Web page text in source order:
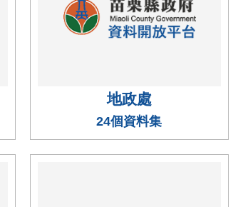
地政處
24個資料集